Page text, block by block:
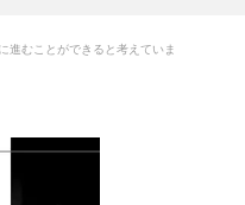
進むことができると考えていま